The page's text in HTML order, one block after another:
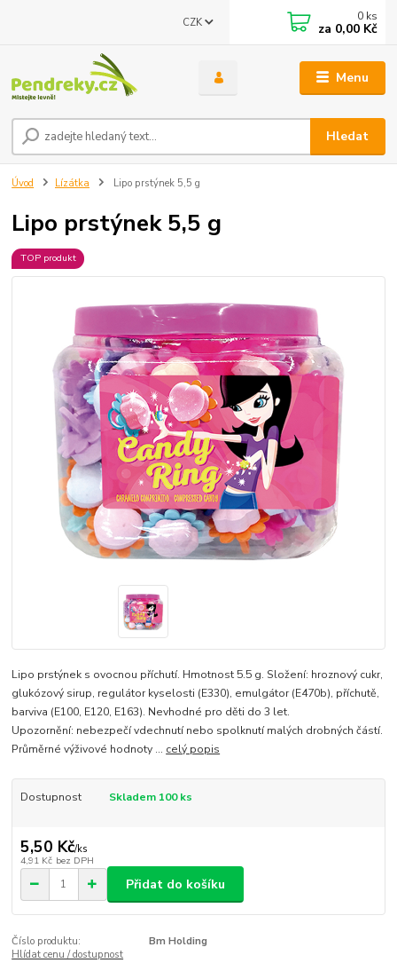
Menu
CZK
Hledat
0 ks
za 0,00 Kč
Úvod Lízátka Lipo prstýnek 5,5 g
Lipo prstýnek 5,5 g
TOP produkt
Lipo prstýnek s ovocnou příchutí. Hmotnost 5.5 g. Složení: hroznový cukr,
glukózový sirup, regulátor kyselosti (E330), emulgátor (E470b), příchutě,
barviva (E100, E120, E163). Nevhodné pro děti do 3 let.
Upozornění: nebezpečí vdechnutí nebo spolknutí malých drobných částí.
Průměrné výživové hodnoty ... celý popis
Dostupnost Skladem 100 ks
5,50 Kč/ks
4,91 Kč bez DPH
Přidat do košíku
Číslo produktu:
Bm Holding
Hlídat cenu / dostupnost